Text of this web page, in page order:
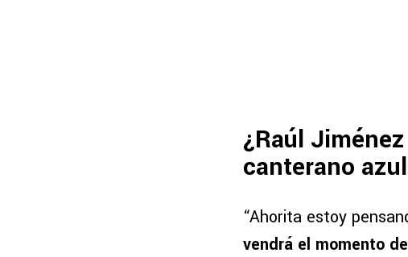
¿Raúl
canterano
“Ahorita estoy
vendrá el momento